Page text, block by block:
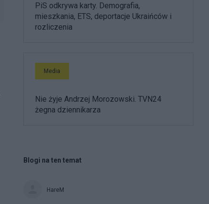
PiS odkrywa karty. Demografia,
mieszkania, ETS, deportacje Ukraińców i
rozliczenia
Media
Nie żyje Andrzej Morozowski. TVN24
żegna dziennikarza
Blogi na ten temat
HareM